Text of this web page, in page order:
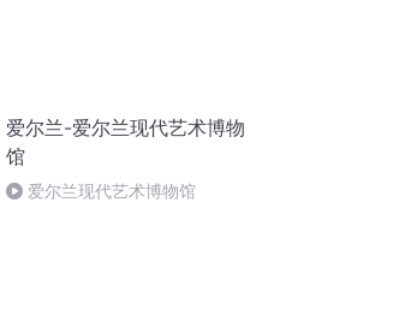
爱尔兰-爱尔兰现代艺术博物
馆
爱尔兰现代艺术博物馆